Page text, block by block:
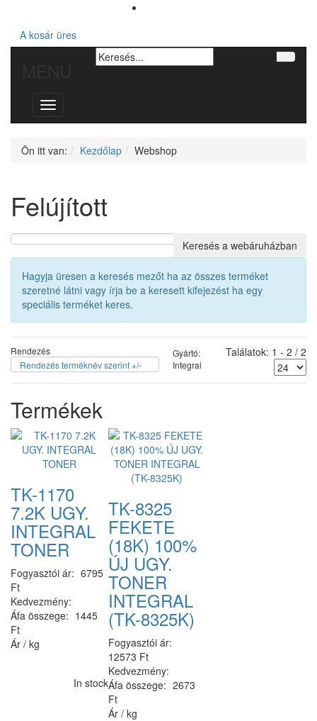
A kosár üres
Toggle
navigation
Ön itt van: Kezdőlap Webshop
Felújított
Hagyja üresen a keresés mezőt ha az összes terméket
szeretné látni vagy írja be a keresett kifejezést ha egy
speciális terméket keres.
Rendezés
Rendezés terméknév szerint +/-
Gyártó:
Integral
Találatok: 1 - 2 / 2
Termékek
TK-1170
7.2K UGY.
INTEGRAL
TONER
Fogyasztói ár: 6795
Ft
Kedvezmény:
Áfa összege: 1445
Ft
Ár / kg
In stock
TK-8325
FEKETE
(18K) 100%
ÚJ UGY.
TONER
INTEGRAL
(TK-8325K)
Fogyasztói ár:
12573 Ft
Kedvezmény:
Áfa összege: 2673
Ft
Ár / kg